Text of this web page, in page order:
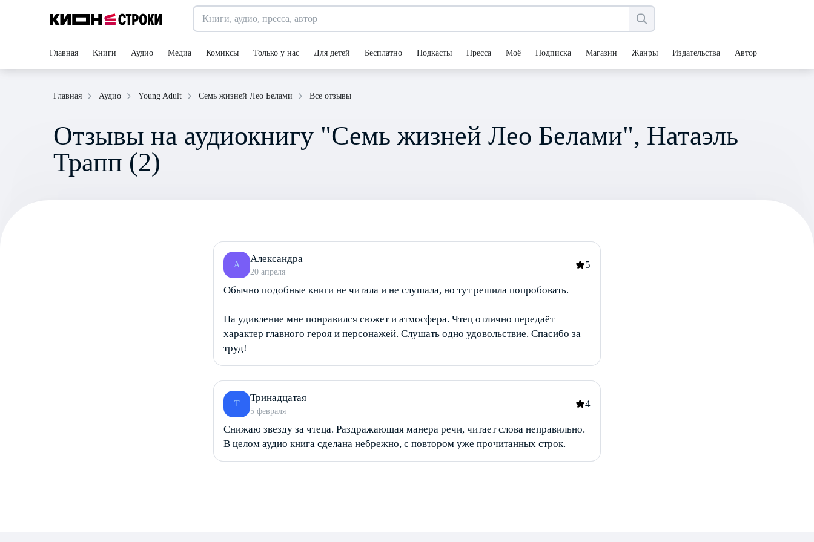
Главная Книги Аудио Медиа Комиксы Только у нас Для детей Бесплатно Подкасты Пресса Моё Подписка Магазин Жанры Издательства Авторы
Главная Аудио Young Adult Семь жизней Лео Белами Все отзывы
Отзывы на аудиокнигу "Семь жизней Лео Белами", Натаэль
Трапп (2)
А
Александра
20 апреля
5
Обычно подобные книги не читала и не слушала, но тут решила попробовать.
На удивление мне понравился сюжет и атмосфера. Чтец отлично передаёт
характер главного героя и персонажей. Слушать одно удовольствие. Спасибо за
труд!
Т
Тринадцатая
5 февраля
4
Снижаю звезду за чтеца. Раздражающая манера речи, читает слова неправильно.
В целом аудио книга сделана небрежно, с повтором уже прочитанных строк.